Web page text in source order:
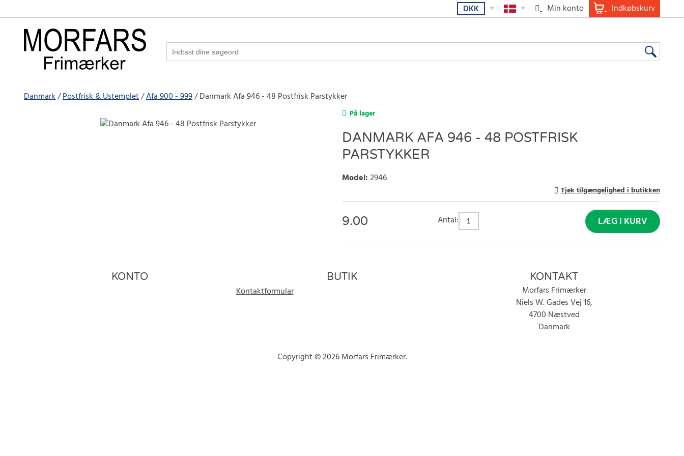
Indkøbskurv
Min konto
DKK
Danmark Postfrisk & Ustemplet Afa 900 - 999 Danmark Afa 946 - 48 Postfrisk Parstykker
På lager
DANMARK AFA 946 - 48 POSTFRISK
PARSTYKKER
Model:2946
Tjek tilgængelighed i butikken
9.00 Antal: LÆG I KURV
KONTO BUTIK
Kontaktformular
KONTAKT
Morfars Frimærker
Niels W. Gades Vej 16,
4700 Næstved
Danmark
Copyright © 2026 Morfars Frimærker.